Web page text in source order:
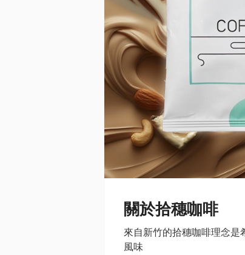
關於拾穗咖啡
來自新竹的拾穗咖啡理念是
風味